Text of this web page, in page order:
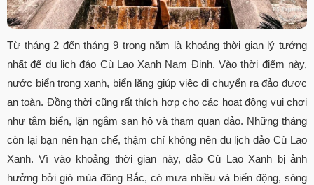
Từ tháng 2 đến tháng 9 trong năm là khoảng thời gian lý tưởng
nhất để du lịch đảo Cù Lao Xanh Nam Định. Vào thời điểm này,
nước biển trong xanh, biển lặng giúp việc di chuyển ra đảo được
an toàn. Đồng thời cũng rất thích hợp cho các hoạt động vui chơi
như tắm biển, lặn ngắm san hô và tham quan đảo. Những tháng
còn lại bạn nên hạn chế, thậm chí không nên du lịch đảo Cù Lao
Xanh. Vì vào khoảng thời gian này, đảo Cù Lao Xanh bị ảnh
hưởng bởi gió mùa đông Bắc, có mưa nhiều và biển động, sóng